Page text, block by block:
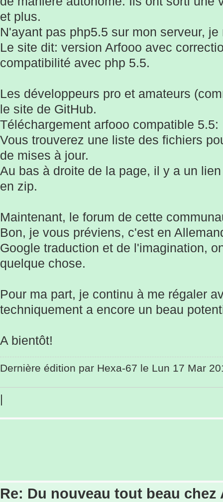
et plus.
N'ayant pas php5.5 sur mon serveur,
Le site dit: version Arfooo avec
compatibilité avec php 5.5.
Les développeurs pro et amateurs
le site de GitHub.
Téléchargement arfooo compatible 5.5:
Vous trouverez une liste des fichiers
de mises à jour.
Au bas à droite de la page, il y a un
en zip.
Maintenant, le forum de cette
Bon, je vous préviens, c'est en
Google traduction et de l'imagination,
quelque chose.
Pour ma part, je continu à me régaler
techniquement a encore un beau
A bientôt!
Dernière édition par Hexa-67 le Lun 17 Mar
Re: Du nouveau tout beau chez